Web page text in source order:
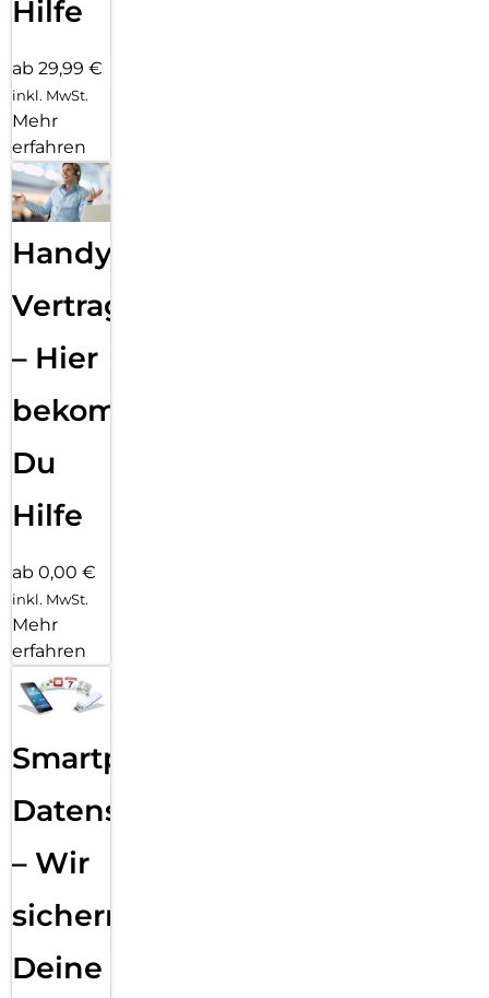
Hilfe
ab 29,99 €
inkl. MwSt.
Mehr
erfahren
Handy
Vertragsabwicklung
– Hier
bekommst
Du
Hilfe
ab 0,00 €
inkl. MwSt.
Mehr
erfahren
Smartphone
Datensicherung
– Wir
sichern
Deine